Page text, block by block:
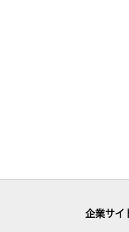
企業サイ